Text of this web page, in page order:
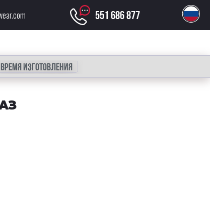
551 686 877
Время изготовления